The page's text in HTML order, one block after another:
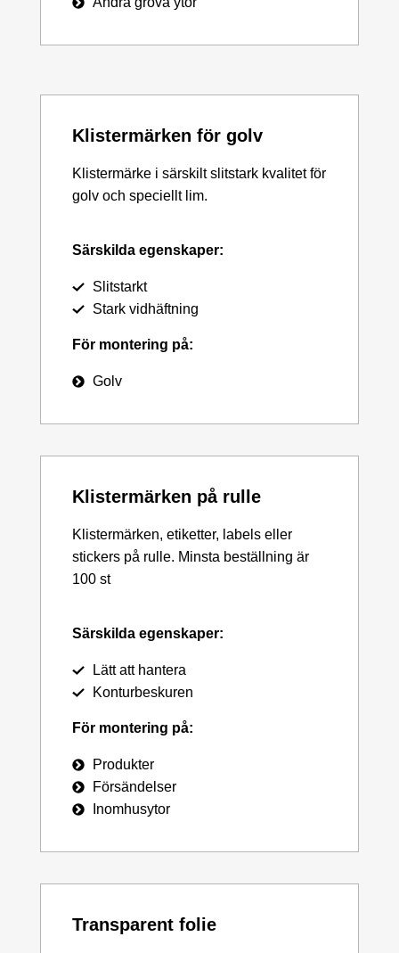
Klistermärken för golv
Klistermärke i särskilt slitstark kvalitet för
golv och speciellt lim.
Särskilda egenskaper:
Slitstarkt
Stark vidhäftning
För montering på:
Golv
Klistermärken på rulle
Klistermärken, etiketter, labels eller
stickers på rulle. Minsta beställning är
100 st
Särskilda egenskaper:
Lätt att hantera
Konturbeskuren
För montering på:
Produkter
Försändelser
Inomhusytor
Transparent folie